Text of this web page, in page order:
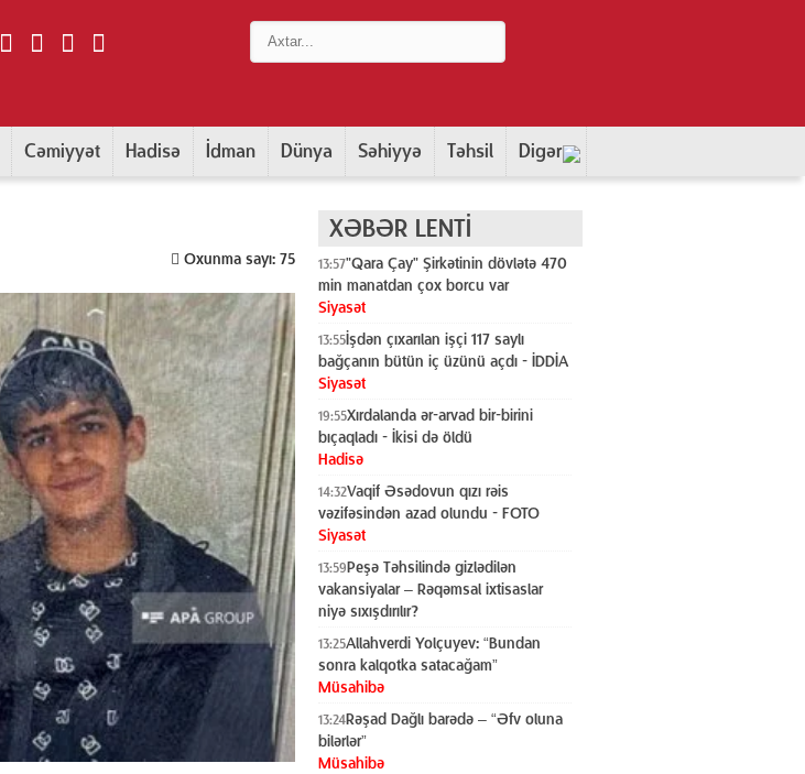
Cəmiyyət Hadisə İdman Dünya Səhiyyə Təhsil Digər
Oxunma sayı: 75
XƏBƏR LENTİ
13:57"Qara Çay" Şirkətinin dövlətə 470
min manatdan çox borcu var
Siyasət
13:55İşdən çıxarılan işçi 117 saylı
bağçanın bütün iç üzünü açdı - İDDİA
Siyasət
19:55Xırdalanda ər-arvad bir-birini
bıçaqladı - İkisi də öldü
Hadisə
14:32Vaqif Əsədovun qızı rəis
vəzifəsindən azad olundu - FOTO
Siyasət
13:59Peşə Təhsilində gizlədilən
vakansiyalar – Rəqəmsal ixtisaslar
niyə sıxışdırılır?
Siyasət
13:25Allahverdi Yolçuyev: “Bundan
sonra kalqotka satacağam”
Müsahibə
13:24Rəşad Dağlı barədə – “Əfv oluna
bilərlər”
Müsahibə